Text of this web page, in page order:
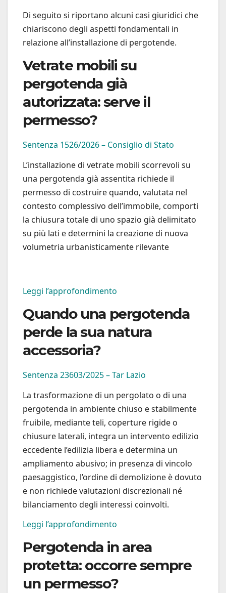
Di seguito si riportano alcuni casi giuridici che
chiariscono degli aspetti fondamentali in
relazione all’installazione di pergotende.
Vetrate mobili su
pergotenda già
autorizzata: serve il
permesso?
Sentenza 1526/2026 – Consiglio di Stato
L’installazione di vetrate mobili scorrevoli su
una pergotenda già assentita richiede il
permesso di costruire quando, valutata nel
contesto complessivo dell’immobile, comporti
la chiusura totale di uno spazio già delimitato
su più lati e determini la creazione di nuova
volumetria urbanisticamente rilevante
Leggi l’approfondimento
Quando una pergotenda
perde la sua natura
accessoria?
Sentenza 23603/2025 – Tar Lazio
La trasformazione di un pergolato o di una
pergotenda in ambiente chiuso e stabilmente
fruibile, mediante teli, coperture rigide o
chiusure laterali, integra un intervento edilizio
eccedente l’edilizia libera e determina un
ampliamento abusivo; in presenza di vincolo
paesaggistico, l’ordine di demolizione è dovuto
e non richiede valutazioni discrezionali né
bilanciamento degli interessi coinvolti.
Leggi l’approfondimento
Pergotenda in area
protetta: occorre sempre
un permesso?